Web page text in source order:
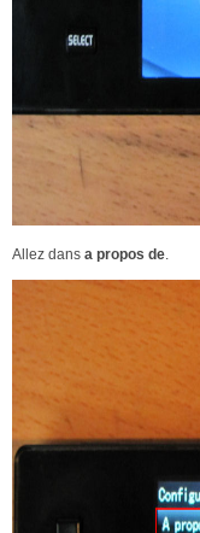
Allez dans a propos de.